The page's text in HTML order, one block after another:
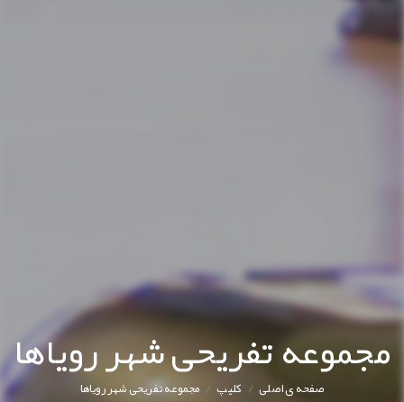
مجموعه تفریحی شهر رویاها
صفحه ی اصلی/ کليپ/ مجموعه تفریحی شهر رویاها